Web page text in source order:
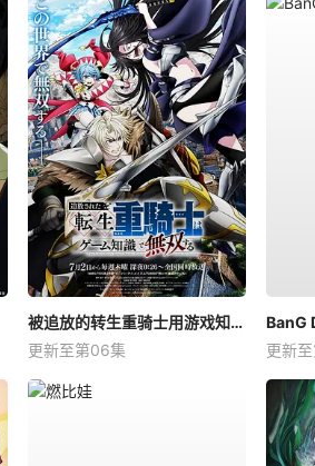
被追放的转生重骑士用游戏知识开无双
更新至第06集
BanG
更新